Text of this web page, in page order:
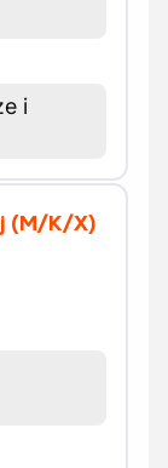
i
(M/K/X)